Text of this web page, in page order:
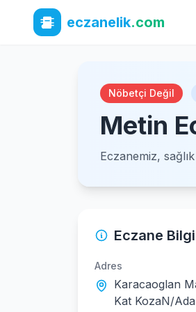
eczanelik.com
Nöbetçi Değil
Metin
Eczanemiz,
Eczane
Adres
Karacaoglan
Kat KozaN/